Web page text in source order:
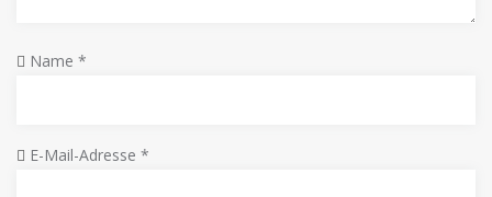
Name *
E-Mail-Adresse *